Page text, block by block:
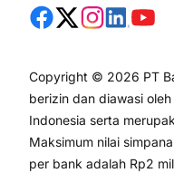
Copyright © 2026 PT
berizin dan diawasi
Indonesia serta
Maksimum nilai
per bank adalah Rp2